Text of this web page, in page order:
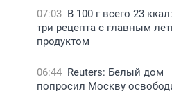
07:03 В 100 г всего 23 ккал:
три рецепта с главным
продуктом
06:44 Reuters: Белый дом
попросил Москву